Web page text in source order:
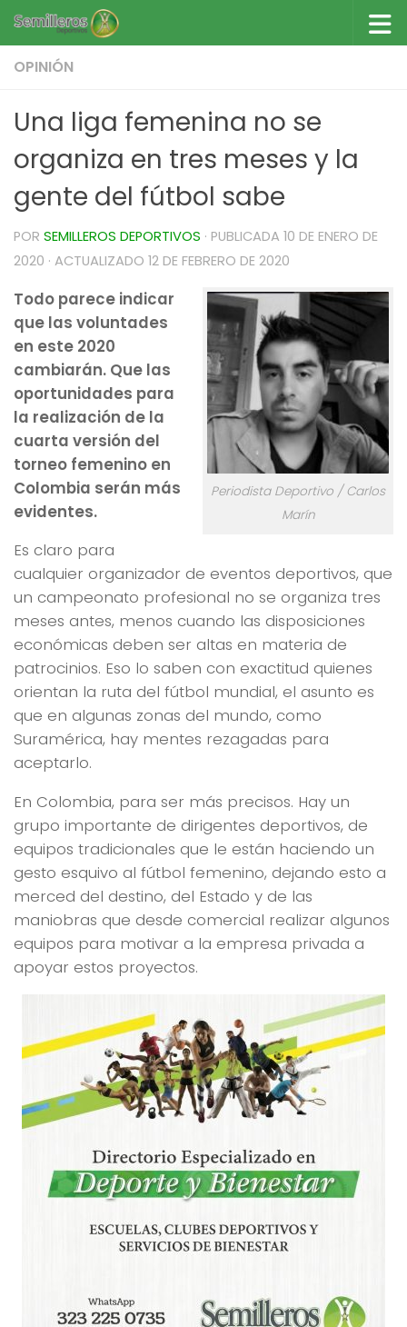
Saltar al contenido
OPINIÓN
Una liga femenina no se
organiza en tres meses y la
gente del fútbol sabe
POR SEMILLEROS DEPORTIVOS · PUBLICADA 10 DE ENERO DE
2020 · ACTUALIZADO 12 DE FEBRERO DE 2020
Periodista Deportivo / Carlos
Marín
Todo parece indicar
que las voluntades
en este 2020
cambiarán. Que las
oportunidades para
la realización de la
cuarta versión del
torneo femenino en
Colombia serán más
evidentes.
Es claro para
cualquier organizador de eventos deportivos, que
un campeonato profesional no se organiza tres
meses antes, menos cuando las disposiciones
económicas deben ser altas en materia de
patrocinios. Eso lo saben con exactitud quienes
orientan la ruta del fútbol mundial, el asunto es
que en algunas zonas del mundo, como
Suramérica, hay mentes rezagadas para
aceptarlo.
En Colombia, para ser más precisos. Hay un
grupo importante de dirigentes deportivos, de
equipos tradicionales que le están haciendo un
gesto esquivo al fútbol femenino, dejando esto a
merced del destino, del Estado y de las
maniobras que desde comercial realizar algunos
equipos para motivar a la empresa privada a
apoyar estos proyectos.